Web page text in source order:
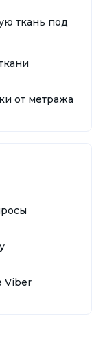
ткань под
от метража
Viber